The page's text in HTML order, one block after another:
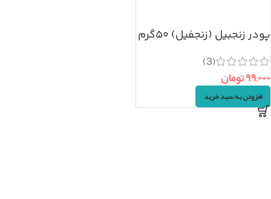
پودر زنجبیل (زنجفیل) ۵۰گرم
(3)
۹۹,۰۰۰تومان
افزودن به سبد خرید